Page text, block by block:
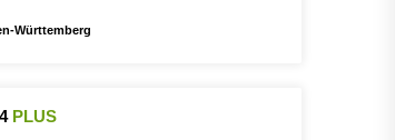
Württemberg
PLUS